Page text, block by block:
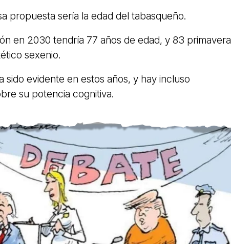
propuesta sería la edad del tabasqueño.
en 2030 tendría 77 años de edad, y 83
sexenio.
sido evidente en estos años, y hay incluso
su potencia cognitiva.